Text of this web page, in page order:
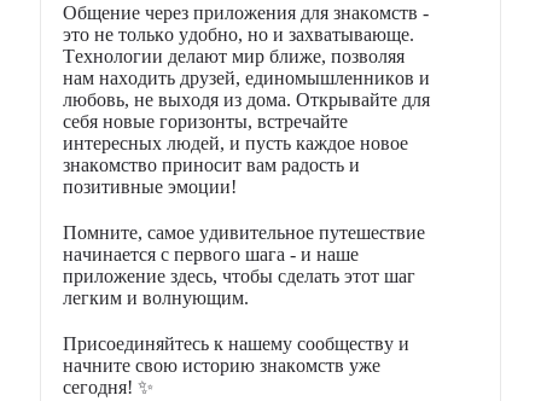
Общение через приложения для знакомств -
это не только удобно, но и захватывающе.
Технологии делают мир ближе, позволяя
нам находить друзей, единомышленников и
любовь, не выходя из дома. Открывайте для
себя новые горизонты, встречайте
интересных людей, и пусть каждое новое
знакомство приносит вам радость и
позитивные эмоции!
Помните, самое удивительное путешествие
начинается с первого шага - и наше
приложение здесь, чтобы сделать этот шаг
легким и волнующим.
Присоединяйтесь к нашему сообществу и
начните свою историю знакомств уже
сегодня! ✨